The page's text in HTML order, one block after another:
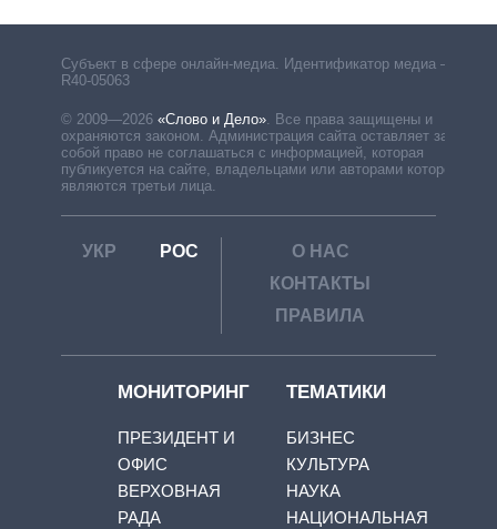
Субъект в сфере онлайн-медиа. Идентификатор медиа –
R40-05063
© 2009—2026 «Слово и Дело» Все права защищены и
охраняются законом. Администрация сайта оставляет за
собой право не соглашаться с информацией, которая
публикуется на сайте, владельцами или авторами которой
являются третьи лица.
УКР РОС
О НАС
КОНТАКТЫ
ПРАВИЛА
МОНИТОРИНГ
ПРЕЗИДЕНТ И
ОФИС
ВЕРХОВНАЯ
РАДА
ТЕМАТИКИ
БИЗНЕС
КУЛЬТУРА
НАУКА
НАЦИОНАЛЬНАЯ